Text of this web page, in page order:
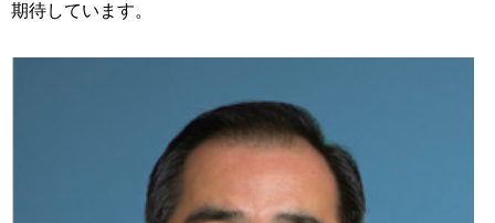
期待しています。